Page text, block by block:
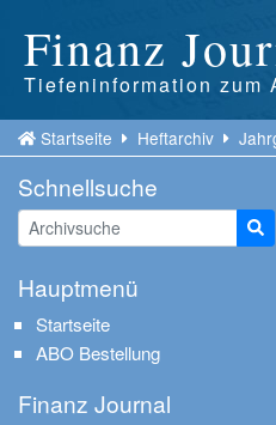
Finanz
Tiefeninformation zum
Startseite Heftarchiv
Schnellsuche
Hauptmenü
Startseite
ABO Bestellung
Finanz Journal